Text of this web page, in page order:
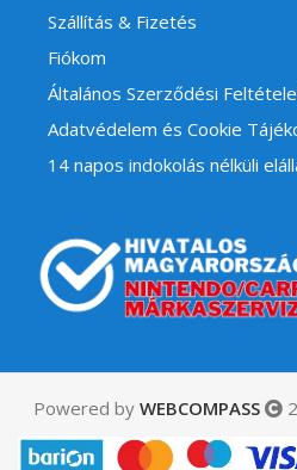
Szállítás & Fizetés
Fiókom
Általános Szerződési
Adatvédelem és Cookie
14 napos indokolás nélküli
Powered by WEBCOMPASS